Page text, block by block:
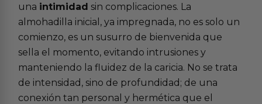
una intimidad sin complicaciones. La
almohadilla inicial, ya impregnada, no es solo un
comienzo, es un susurro de bienvenida que
sella el momento, evitando intrusiones y
manteniendo la fluidez de la caricia. No se trata
de intensidad, sino de profundidad; de una
conexión tan personal y hermética que el